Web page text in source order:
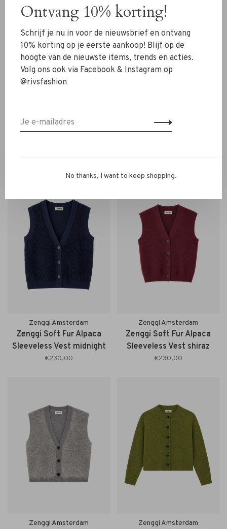
Zenggi Amsterdam
Zenggi Soft Furry Alpaca
Zenggi Amsterdam
Zenggi Soft Furry Alpaca
Zenggi Amsterdam
Zenggi Soft Fur Alpaca
Sleeveless Vest midnight
blue
€230,00
Zenggi Amsterdam
Zenggi Soft Fur Alpaca
Sleeveless Vest shiraz
€230,00
Zenggi Amsterdam Zenggi Amsterdam
Ontvang 10% korting!
Schrijf je nu in voor de nieuwsbrief en ontvang
10% korting op je eerste aankoop! Blijf op de
hoogte van de nieuwste items, trends en acties.
Volg ons ook via Facebook & Instagram op
@rivsfashion
No thanks, I want to keep shopping.